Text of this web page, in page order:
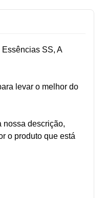
SS, A
levar o melhor do
nossa descrição,
o produto que está